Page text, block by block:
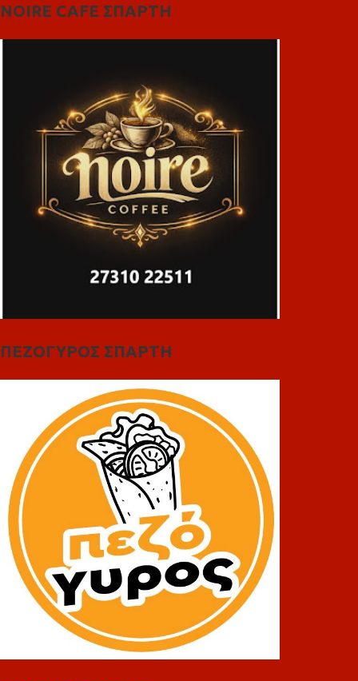
NOIRE CAFE ΣΠΑΡΤΗ
ΠΕΖΟΓΥΡΟΣ ΣΠΑΡΤΗ